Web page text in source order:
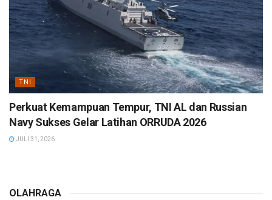
TNI
Perkuat Kemampuan Tempur, TNI AL dan Russian
Navy Sukses Gelar Latihan ORRUDA 2026
JULI 31, 2026
OLAHRAGA